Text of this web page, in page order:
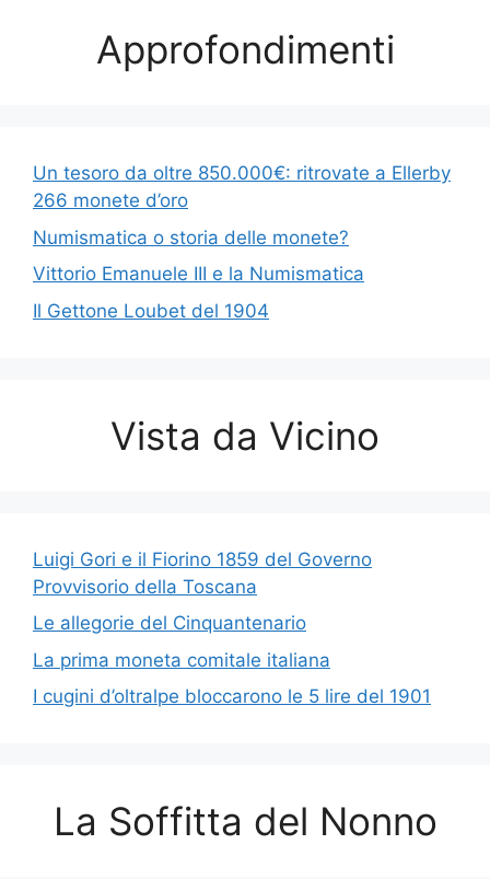
Approfondimenti
Un tesoro da oltre 850.000€: ritrovate a Ellerby
266 monete d’oro
Numismatica o storia delle monete?
Vittorio Emanuele III e la Numismatica
Il Gettone Loubet del 1904
Vista da Vicino
Luigi Gori e il Fiorino 1859 del Governo
Provvisorio della Toscana
Le allegorie del Cinquantenario
La prima moneta comitale italiana
I cugini d’oltralpe bloccarono le 5 lire del 1901
La Soffitta del Nonno